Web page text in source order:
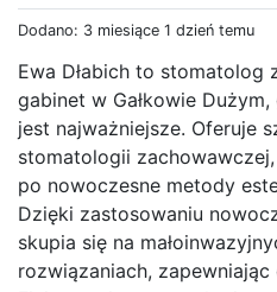
Dodano: 3 miesiące 1 dzień temu
Ewa Dłabich to stomatolog
gabinet w Gałkowie
jest najważniejsze. Oferuje
stomatologii
po nowoczesne metody
Dzięki zastosowaniu
skupia się na
rozwiązaniach, zapewniając